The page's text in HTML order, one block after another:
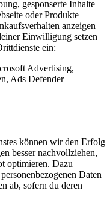
gesponserte Inhalte
oder Produkte
anzeigen
Einwilligung setzen
ein:
Advertising,
Ads Defender
können wir den Erfolg
besser nachvollziehen,
optimieren. Dazu
Daten
ab, sofern du deren